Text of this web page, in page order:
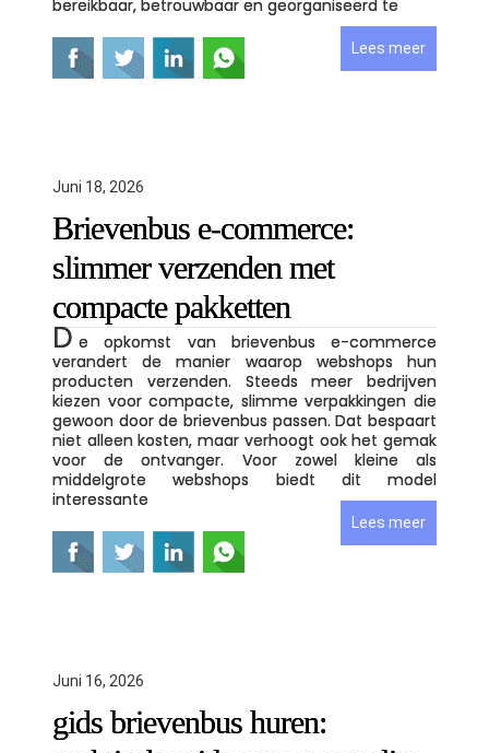
bereikbaar, betrouwbaar en georganiseerd te
Lees meer
Juni 18, 2026
Brievenbus e-commerce:
slimmer verzenden met
compacte pakketten
D e opkomst van brievenbus e-commerce
verandert de manier waarop webshops hun
producten verzenden. Steeds meer bedrijven
kiezen voor compacte, slimme verpakkingen die
gewoon door de brievenbus passen. Dat bespaart
niet alleen kosten, maar verhoogt ook het gemak
voor de ontvanger. Voor zowel kleine als
middelgrote webshops biedt dit model
interessante
Lees meer
Juni 16, 2026
gids brievenbus huren: